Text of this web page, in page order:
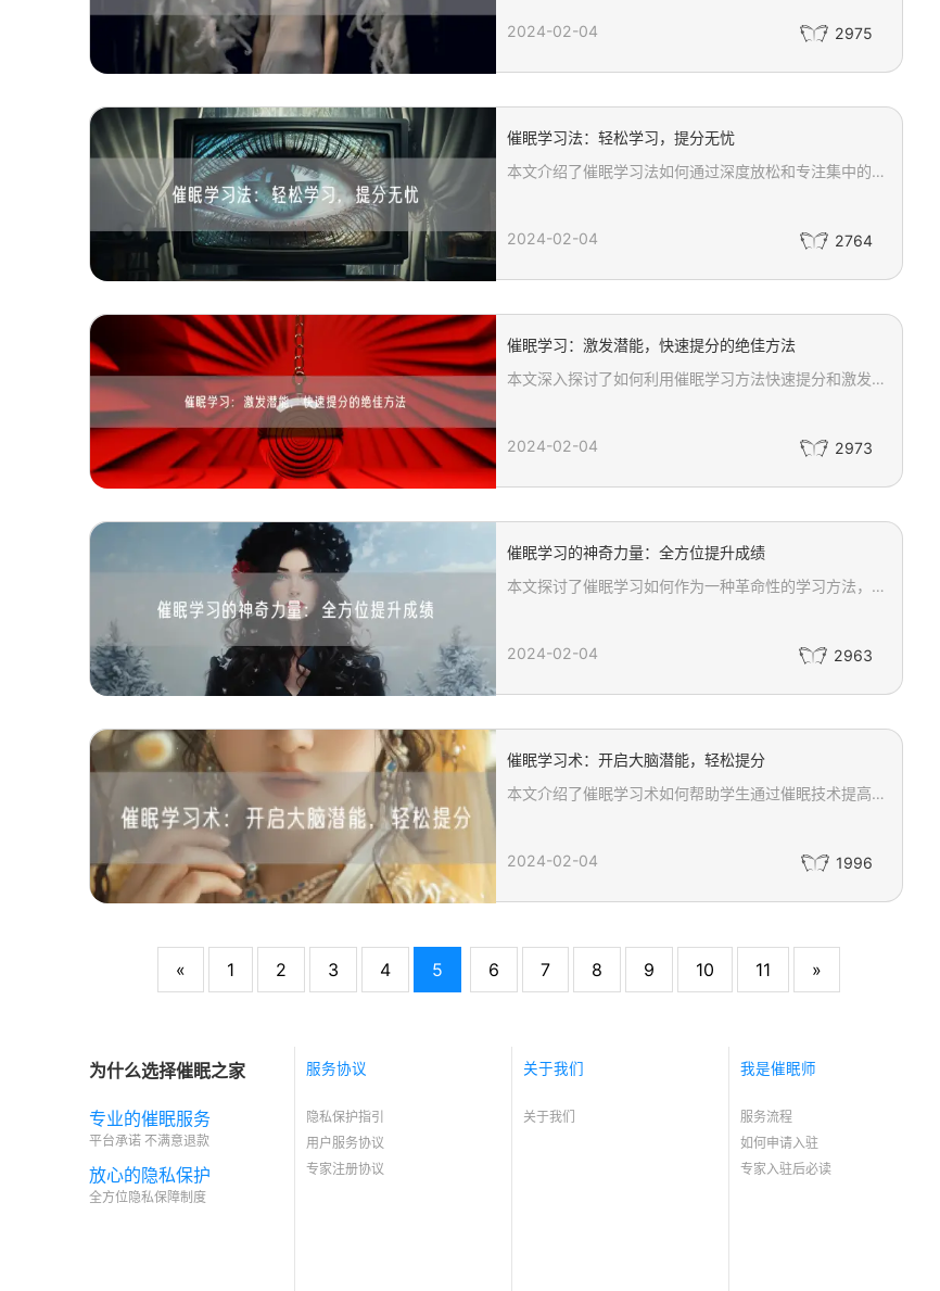
2024-02-04 2975
催眠学习法：轻松学习，提分无忧
本文介绍了催眠学习法如何通过深度放松和专注集中的技巧，帮助学生和需要持续学习的人群提高学习效率和成绩。文章详细阐述了催眠学习法的五个步骤：准备阶段的环境设置，通过深呼吸实现深度放松，意识集中提高学习效果，正向暗示激发内在潜力，以及学习结束后的逐渐恢复清醒状态。这些步骤共同作用，不仅能增强记忆力和专注力，还能让学习过程变得更加轻松愉快。催眠学习法为面临学习挑战的人们提供了一种有效的解决方案，帮助他们实现提分无忧的目标。
2024-02-04 2764
催眠学习：激发潜能，快速提分的绝佳方法
本文深入探讨了如何利用催眠学习方法快速提分和激发潜能。通过建立良好的学习环境、进入催眠状态、使用积极暗示以及催眠音频，我们可以有效提升学习效率和记忆力。此外，文章还强调了学习完成后进行巩固和反馈的重要性，帮助读者进一步完善学习方法，实现学习目标。通过这些绝佳的催眠学习技巧，每个人都能够开启内在潜能，达到事半功倍的学习效果。
2024-02-04 2973
催眠学习的神奇力量：全方位提升成绩
本文探讨了催眠学习如何作为一种革命性的学习方法，通过调整大脑波频率进入放松、专注状态，从而提高学习效率、加强记忆力。催眠学习不仅能够突破认知限制、增强学习动力和自信心，还能有效缓解学习焦虑和压力，提升思维能力和创造力。通过详细介绍催眠学习的多方面益处，本文为追求更高学习成就的读者提供了一种全新的视角和方法。
2024-02-04 2963
催眠学习术：开启大脑潜能，轻松提分
本文介绍了催眠学习术如何帮助学生通过催眠技术提高学习效果。催眠学习术通过深度放松和专注训练，使学生能够提升记忆力和注意力，从而在考试中轻松提分。文章详细阐述了催眠学习术的三大核心步骤：深度放松让大脑进入平静状态，通过专注训练提高注意力，以及激发潜意识增强记忆力。此外，还强调了催眠学习术的安全性和适用性，建议在专业催眠师或心理咨询师的指导下进行。
2024-02-04 1996
« 1 2 3 4 5 6 7 8 9 10 11 »
为什么选择催眠之家
专业的催眠服务
平台承诺 不满意退款
放心的隐私保护
全方位隐私保障制度
服务协议
隐私保护指引
用户服务协议
专家注册协议
关于我们
关于我们
我是催眠师
服务流程
如何申请入驻
专家入驻后必读